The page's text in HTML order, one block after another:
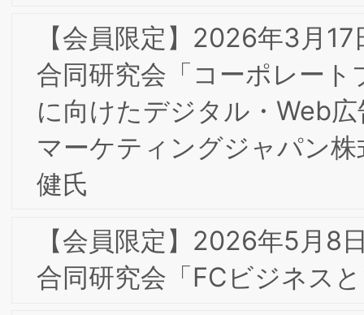
東京合同研究会＆第2回消費者部会研究
「ラグジュアリー･ブランドからみる意
味のイノベーション」開催レポート
【会員限定】2024年度第7回BSMI大阪/
東京合同研究会＆通算第4回インターナ
ルブランディング部会研究会「アンデル
セングループの企業理念に基づく ブラ
ンド戦略と人づくり」開催レポート
2025年 新年のご挨拶